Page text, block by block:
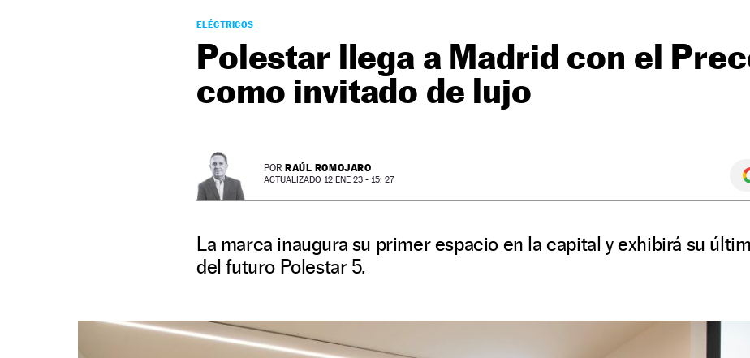
ELÉCTRICOS
Polestar llega a Madrid con el
como invitado de lujo
POR RAÚL ROMOJARO
ACTUALIZADO 12 ENE 23 - 15: 27
La marca inaugura su primer espacio en la capital y exhibirá su
del futuro Polestar 5.